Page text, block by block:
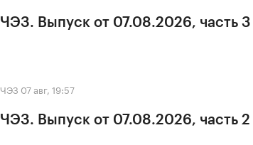
ЧЭЗ. Выпуск от 07.08.2026, часть 3
ЧЭЗ 07 авг, 19:57
ЧЭЗ. Выпуск от 07.08.2026, часть 2